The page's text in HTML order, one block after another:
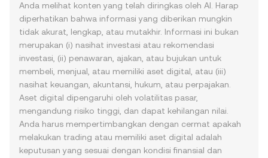
Anda melihat konten yang telah diringkas oleh AI. Harap
diperhatikan bahwa informasi yang diberikan mungkin
tidak akurat, lengkap, atau mutakhir. Informasi ini bukan
merupakan (i) nasihat investasi atau rekomendasi
investasi, (ii) penawaran, ajakan, atau bujukan untuk
membeli, menjual, atau memiliki aset digital, atau (iii)
nasihat keuangan, akuntansi, hukum, atau perpajakan.
Aset digital dipengaruhi oleh volatilitas pasar,
mengandung risiko tinggi, dan dapat kehilangan nilai.
Anda harus mempertimbangkan dengan cermat apakah
melakukan trading atau memiliki aset digital adalah
keputusan yang sesuai dengan kondisi finansial dan